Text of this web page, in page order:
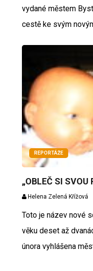
vydané městem
cestě ke svým
REPORTÁŽE
„OBLEČ SI SVOU
Helena Zelená Křížová
Toto je název nové
věku deset až
února vyhlášena